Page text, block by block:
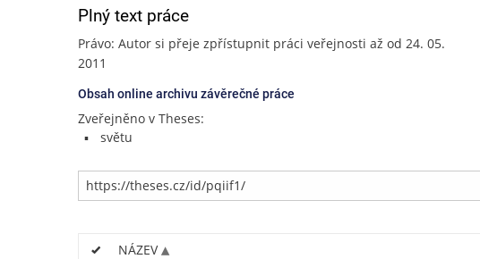
Plný text práce
Právo: Autor si přeje zpřístupnit práci veřejnosti až od 24. 05.
2011
Obsah online archivu závěrečné práce
Zveřejněno v Theses:
světu
NÁZEV